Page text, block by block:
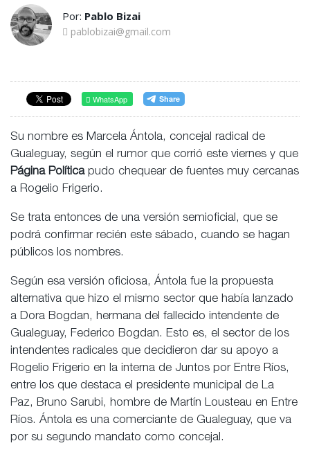
Por: Pablo Bizai
pablobizai@gmail.com
WhatsApp
Su nombre es Marcela Ántola, concejal radical de
Gualeguay, según el rumor que corrió este viernes y que
Página Políticapudo chequear de fuentes muy cercanas
a Rogelio Frigerio.
Se trata entonces de una versión semioficial, que se
podrá confirmar recién este sábado, cuando se hagan
públicos los nombres.
Según esa versión oficiosa, Ántola fue la propuesta
alternativa que hizo el mismo sector que había lanzado
a Dora Bogdan, hermana del fallecido intendente de
Gualeguay, Federico Bogdan. Esto es, el sector de los
intendentes radicales que decidieron dar su apoyo a
Rogelio Frigerio en la interna de Juntos por Entre Ríos,
entre los que destaca el presidente municipal de La
Paz, Bruno Sarubi, hombre de Martín Lousteau en Entre
Ríos. Ántola es una comerciante de Gualeguay, que va
por su segundo mandato como concejal.